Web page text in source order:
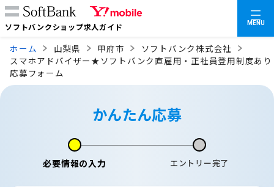
ソフトバンクショップ求人ガイド MENU
ホーム 山梨県 甲府市
ソフトバンク株式会社
スマホアドバイザー★ソフトバンク直雇用・正社員登用制度あり
応募フォーム
かんたん応募
必要情報の入力 エントリー完了